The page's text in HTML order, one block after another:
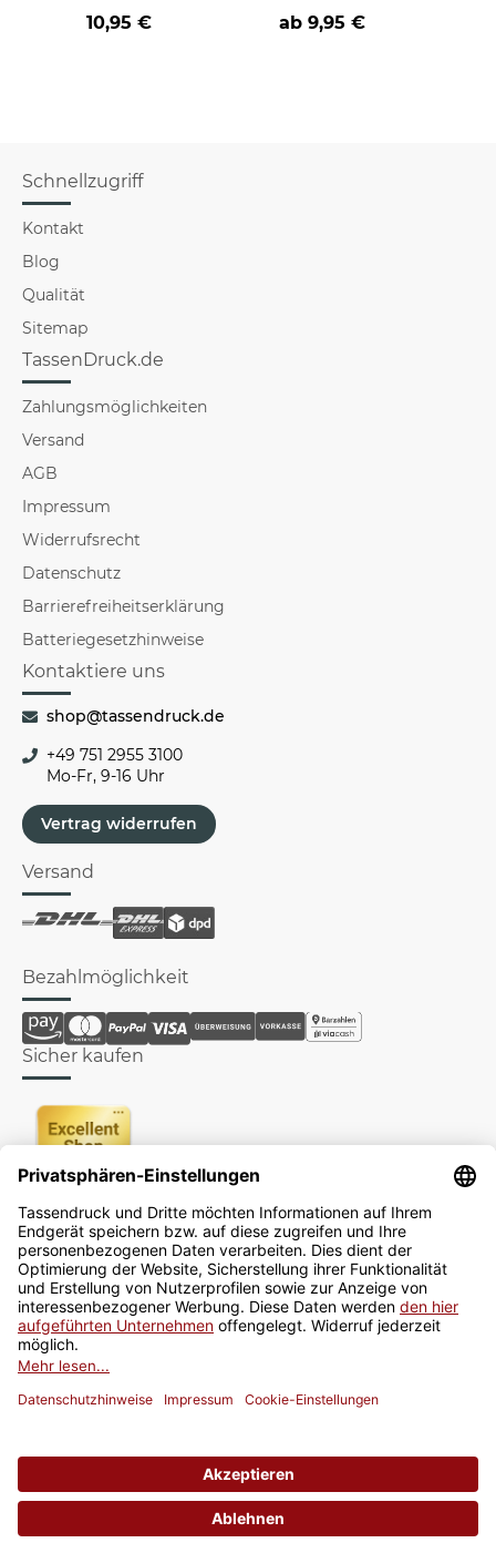
"Halt mich wach
man"
10,95 € ab 9,95 €
Schnellzugriff
Kontakt
Blog
Qualität
Sitemap
TassenDruck.de
Zahlungsmöglichkeiten
Versand
AGB
Impressum
Widerrufsrecht
Datenschutz
Barrierefreiheitserklärung
Batteriegesetzhinweise
Kontaktiere uns
shop@tassendruck.de
+49 751 2955 3100
Mo-Fr, 9-16 Uhr
Vertrag widerrufen
Versand
Bezahlmöglichkeit
Sicher kaufen
Newsletter